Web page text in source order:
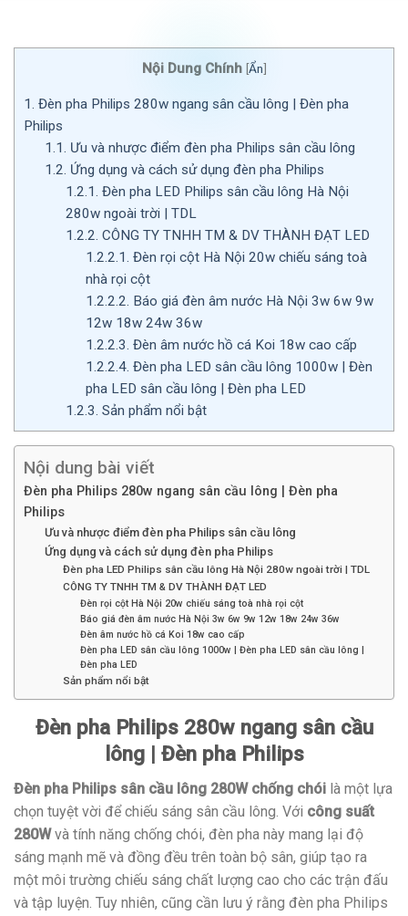
Nội Dung Chính [Ẩn]
1. Đèn pha Philips 280w ngang sân cầu lông | Đèn pha
Philips
1.1. Ưu và nhược điểm đèn pha Philips sân cầu lông
1.2. Ứng dụng và cách sử dụng đèn pha Philips
1.2.1. Đèn pha LED Philips sân cầu lông Hà Nội
280w ngoài trời | TDL
1.2.2. CÔNG TY TNHH TM & DV THÀNH ĐẠT LED
1.2.2.1. Đèn rọi cột Hà Nội 20w chiếu sáng toà
nhà rọi cột
1.2.2.2. Báo giá đèn âm nước Hà Nội 3w 6w 9w
12w 18w 24w 36w
1.2.2.3. Đèn âm nước hồ cá Koi 18w cao cấp
1.2.2.4. Đèn pha LED sân cầu lông 1000w | Đèn
pha LED sân cầu lông | Đèn pha LED
1.2.3. Sản phẩm nổi bật
Nội dung bài viết
Đèn pha Philips 280w ngang sân cầu lông | Đèn pha
Philips
Ưu và nhược điểm đèn pha Philips sân cầu lông
Ứng dụng và cách sử dụng đèn pha Philips
Đèn pha LED Philips sân cầu lông Hà Nội 280w ngoài trời | TDL
CÔNG TY TNHH TM & DV THÀNH ĐẠT LED
Đèn rọi cột Hà Nội 20w chiếu sáng toà nhà rọi cột
Báo giá đèn âm nước Hà Nội 3w 6w 9w 12w 18w 24w 36w
Đèn âm nước hồ cá Koi 18w cao cấp
Đèn pha LED sân cầu lông 1000w | Đèn pha LED sân cầu lông |
Đèn pha LED
Sản phẩm nổi bật
Đèn pha Philips 280w ngang sân cầu
lông | Đèn pha Philips
Đèn pha Philips sân cầu lông 280W chống chói là một lựa
chọn tuyệt vời để chiếu sáng sân cầu lông. Với công suất
280Wvà tính năng chống chói, đèn pha này mang lại độ
sáng mạnh mẽ và đồng đều trên toàn bộ sân, giúp tạo ra
một môi trường chiếu sáng chất lượng cao cho các trận đấu
và tập luyện. Tuy nhiên, cũng cần lưu ý rằng đèn pha Philips